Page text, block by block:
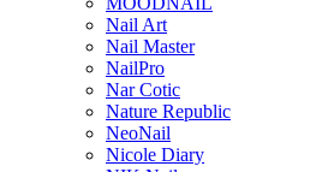
Nail Art
Nail Master
NailPro
Nar Cotic
Nature Republic
NeoNail
Nicole Diary